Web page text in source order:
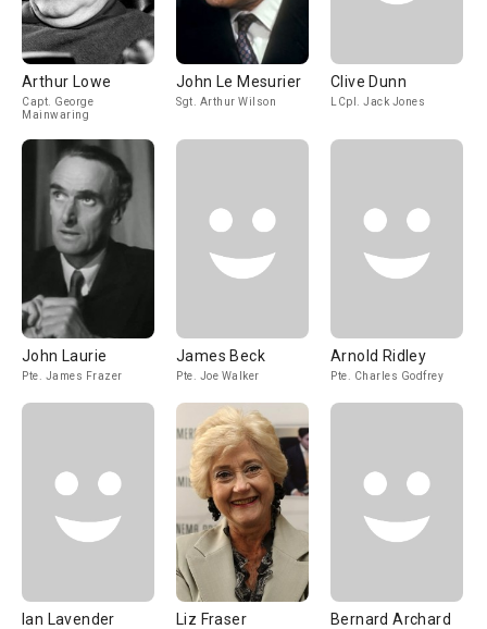
Arthur Lowe
Capt. George
Mainwaring
John Le Mesurier
Sgt. Arthur Wilson
Clive Dunn
LCpl. Jack Jones
John Laurie
Pte. James Frazer
James Beck
Pte. Joe Walker
Arnold Ridley
Pte. Charles Godfrey
Ian Lavender Liz Fraser Bernard Archard